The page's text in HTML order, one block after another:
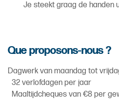
Je steekt graag de handen
Que proposons-nous ?
Dagwerk van maandag tot
32 verlofdagen per jaar
Maaltijdcheques van €8 per